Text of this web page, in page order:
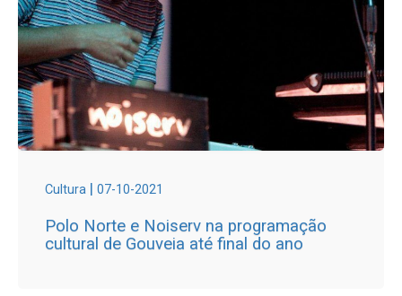
Cultura | 07-10-2021
Polo Norte e Noiserv na programação
cultural de Gouveia até final do ano